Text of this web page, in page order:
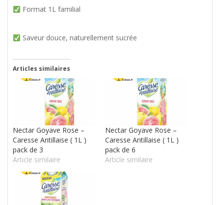
Format 1L familial
Saveur douce, naturellement sucrée
Articles similaires
Nectar Goyave Rose –
Caresse Antillaise ( 1L )
pack de 3
Article similaire
Nectar Goyave Rose –
Caresse Antillaise ( 1L )
pack de 6
Article similaire